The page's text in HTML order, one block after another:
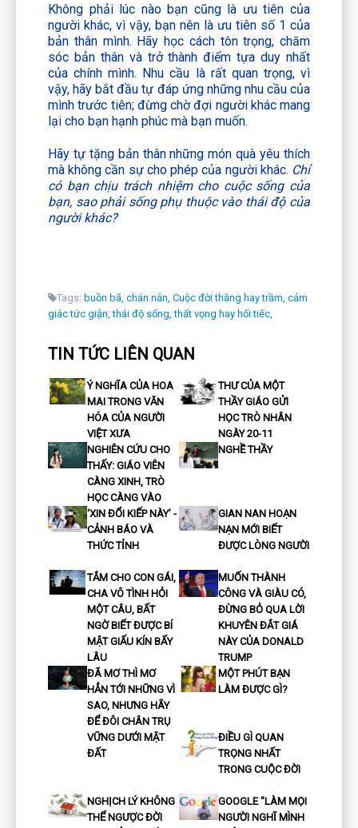
Không phải lúc nào bạn cũng là ưu tiên của
người khác, vì vậy, bạn nên là ưu tiên số 1 của
bản thân mình. Hãy học cách tôn trọng, chăm
sóc bản thân và trở thành điểm tựa duy nhất
của chính mình. Nhu cầu là rất quan trọng, vì
vậy, hãy bắt đầu tự đáp ứng những nhu cầu của
mình trước tiên; đừng chờ đợi người khác mang
lại cho bạn hạnh phúc mà bạn muốn.
Hãy tự tặng bản thân những món quà yêu thích
mà không cần sự cho phép của người khác. Chỉ
có bạn chịu trách nhiệm cho cuộc sống của
bạn, sao phải sống phụ thuộc vào thái độ của
người khác?
Tags: buồn bã, chán nản, Cuộc đời thăng hay trầm, cảm
giác tức giận, thái độ sống, thất vọng hay hối tiếc,
TIN TỨC LIÊN QUAN
Ý NGHĨA CỦA HOA
MAI TRONG VĂN
HÓA CỦA NGƯỜI
VIỆT XƯA
THƯ CỦA MỘT
THẦY GIÁO GỬI
HỌC TRÒ NHÂN
NGÀY 20-11
NGHIÊN CỨU CHO
THẤY: GIÁO VIÊN
CÀNG XINH, TRÒ
HỌC CÀNG VÀO
NGHỀ THẦY
‘XIN ĐỔI KIẾP NÀY’ -
CẢNH BÁO VÀ
THỨC TỈNH
GIAN NAN HOẠN
NẠN MỚI BIẾT
ĐƯỢC LÒNG NGƯỜI
TẮM CHO CON GÁI,
CHA VÔ TÌNH HỎI
MỘT CÂU, BẤT
NGỜ BIẾT ĐƯỢC BÍ
MẬT GIẤU KÍN BẤY
LÂU
MUỐN THÀNH
CÔNG VÀ GIÀU CÓ,
ĐỪNG BỎ QUA LỜI
KHUYÊN ĐẮT GIÁ
NÀY CỦA DONALD
TRUMP
ĐÃ MƠ THÌ MƠ
HẲN TỚI NHỮNG VÌ
SAO, NHƯNG HÃY
ĐỂ ĐÔI CHÂN TRỤ
VỮNG DƯỚI MẶT
ĐẤT
MỘT PHÚT BẠN
LÀM ĐƯỢC GÌ?
ĐIỀU GÌ QUAN
TRỌNG NHẤT
TRONG CUỘC ĐỜI
NGHỊCH LÝ KHÔNG
THỂ NGƯỢC ĐỜI
GOOGLE "LÀM MỌI
NGƯỜI NGHĨ MÌNH